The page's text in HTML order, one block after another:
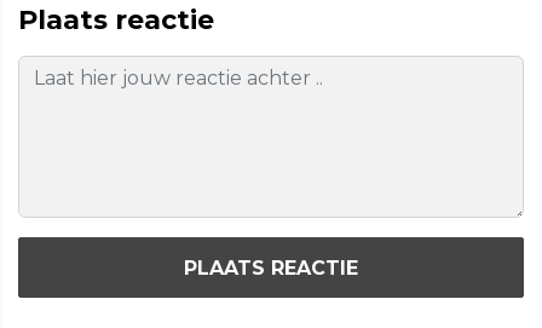
Plaats reactie
PLAATS REACTIE